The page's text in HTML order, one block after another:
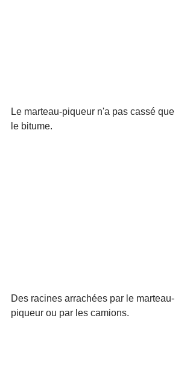
Le marteau-piqueur n'a pas cassé que
le bitume.
Des racines arrachées par le marteau-
piqueur ou par les camions.